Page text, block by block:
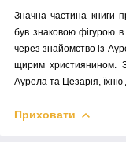
Значна частина книги
був знаковою фігурою
через знайомство із
щирим християнином.
Аурела та Цезарія, їхню
Приховати